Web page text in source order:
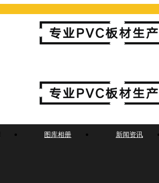
图库相册 新闻资讯